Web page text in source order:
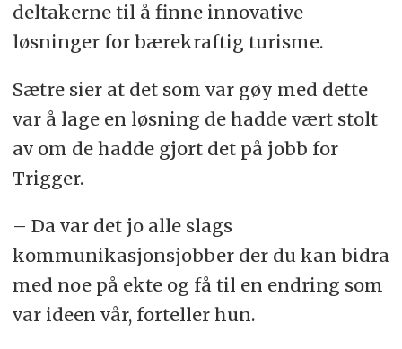
deltakerne til å finne innovative
løsninger for bærekraftig turisme.
Sætre sier at det som var gøy med dette
var å lage en løsning de hadde vært stolt
av om de hadde gjort det på jobb for
Trigger.
– Da var det jo alle slags
kommunikasjonsjobber der du kan bidra
med noe på ekte og få til en endring som
var ideen vår, forteller hun.